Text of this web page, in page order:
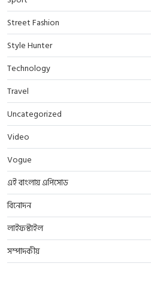
Street Fashion
Style Hunter
Technology
Travel
Uncategorized
Video
Vogue
এই বাংলায় এপিসোড
বিনোদন
লাইফস্টাইল
সম্পাদকীয়